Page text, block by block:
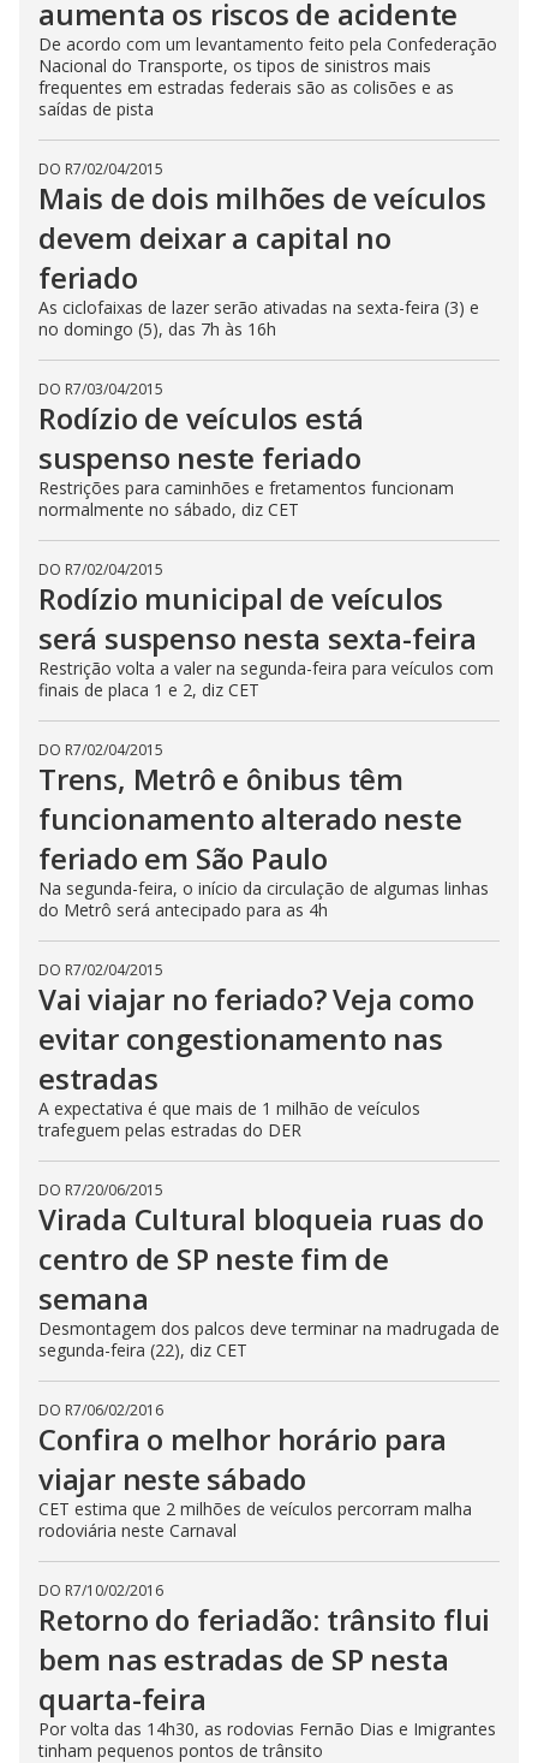
aumenta os riscos de acidente
De acordo com um levantamento feito pela Confederação
Nacional do Transporte, os tipos de sinistros mais
frequentes em estradas federais são as colisões e as
saídas de pista
DO R7/02/04/2015
Mais de dois milhões de veículos
devem deixar a capital no
feriado
As ciclofaixas de lazer serão ativadas na sexta-feira (3) e
no domingo (5), das 7h às 16h
DO R7/03/04/2015
Rodízio de veículos está
suspenso neste feriado
Restrições para caminhões e fretamentos funcionam
normalmente no sábado, diz CET
DO R7/02/04/2015
Rodízio municipal de veículos
será suspenso nesta sexta-feira
Restrição volta a valer na segunda-feira para veículos com
finais de placa 1 e 2, diz CET
DO R7/02/04/2015
Trens, Metrô e ônibus têm
funcionamento alterado neste
feriado em São Paulo
Na segunda-feira, o início da circulação de algumas linhas
do Metrô será antecipado para as 4h
DO R7/02/04/2015
Vai viajar no feriado? Veja como
evitar congestionamento nas
estradas
A expectativa é que mais de 1 milhão de veículos
trafeguem pelas estradas do DER
DO R7/20/06/2015
Virada Cultural bloqueia ruas do
centro de SP neste fim de
semana
Desmontagem dos palcos deve terminar na madrugada de
segunda-feira (22), diz CET
DO R7/06/02/2016
Confira o melhor horário para
viajar neste sábado
CET estima que 2 milhões de veículos percorram malha
rodoviária neste Carnaval
DO R7/10/02/2016
Retorno do feriadão: trânsito flui
bem nas estradas de SP nesta
quarta-feira
Por volta das 14h30, as rodovias Fernão Dias e Imigrantes
tinham pequenos pontos de trânsito